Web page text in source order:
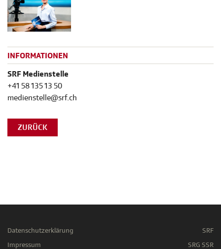
INFORMATIONEN
SRF Medienstelle
+41 58 135 13 50
medienstelle@srf.ch
ZURÜCK
Datenschutzerklärung
Impressum
SRF
SRG SSR